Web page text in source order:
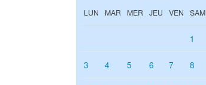
LUN MAR MER JEU VEN SAM
1
3 4 5 6 7 8